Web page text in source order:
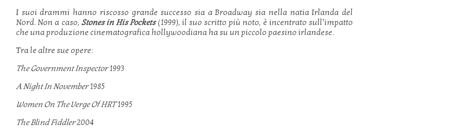
I suoi drammi hanno riscosso grande successo sia a Broadway sia nella natia Irlanda del
Nord. Non a caso, Stones in His Pockets (1999), il suo scritto più noto, è incentrato sull’impatto
che una produzione cinematografica hollywoodiana ha su un piccolo paesino irlandese.
Tra le altre sue opere:
The Government Inspector1993
A Night In November1985
Women On The Verge Of HRT1995
The Blind Fiddler2004